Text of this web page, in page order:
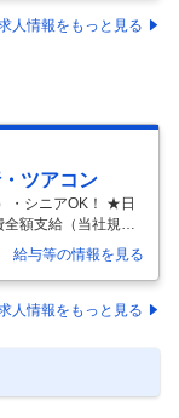
務： ○支給関連 月
保険者資格取得／
続き等）、
人情報をもっと見る
ツアコン
・シニアOK！ ★日
額支給（当社規定
展示場 [ア・パ]イ
ョン)・フロント、
験・初心者歓迎、学
夫歓迎、フリータ
第二新卒歓迎、エル
給与等の情報を見る
人情報をもっと見る